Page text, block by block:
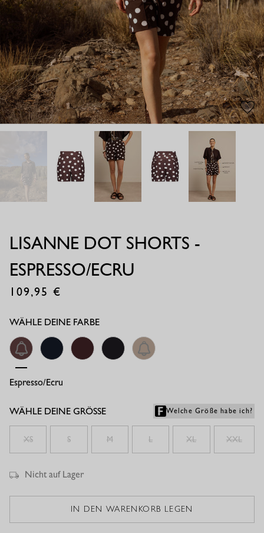
LISANNE DOT SHORTS -
ESPRESSO/ECRU
109,95
WÄHLE DEINE FARBE
Espresso/ecru
Dark Blue
WÄHLE DEINE GRÖSSE Welche Größe habe ich?
XS S M L XL XXL
Nicht auf Lager